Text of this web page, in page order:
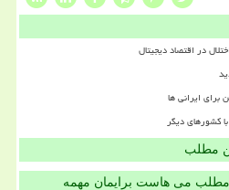
در اقتصاد دیجیتال
ایرانی ها
کشورهای دیگر
مطلب
مطلب می هاست برایمان مهمه